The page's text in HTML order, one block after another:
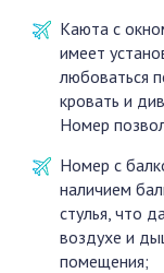
Каюта с
имеет
любоваться
кровать и
Номер
Номер с
наличием
стулья, что
воздухе и
помещения;